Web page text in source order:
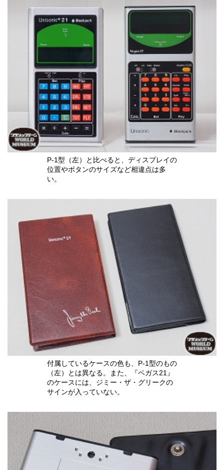
P-1型（左）と比べると、ディスプレイの
位置やボタンのサイズなど相違点は多
い。
付属しているケースの色も、P-1型のもの
（左）とは異なる。また、『ベガス21』
のケースには、ジミー・ザ・グリークの
サインが入っていない。